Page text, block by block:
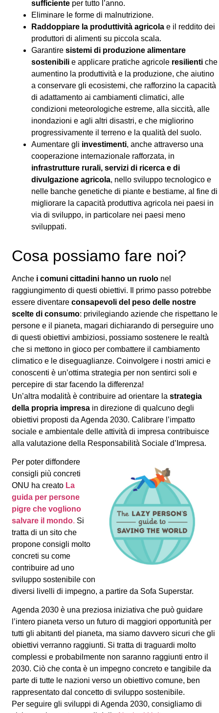
sufficiente per tutto l’anno.
Eliminare le forme di malnutrizione.
Raddoppiare la produttività agricola e il reddito dei
produttori di alimenti su piccola scala.
Garantire sistemi di produzione alimentare
sostenibili e applicare pratiche agricole resilienti che
aumentino la produttività e la produzione, che aiutino
a conservare gli ecosistemi, che rafforzino la capacità
di adattamento ai cambiamenti climatici, alle
condizioni meteorologiche estreme, alla siccità, alle
inondazioni e agli altri disastri, e che migliorino
progressivamente il terreno e la qualità del suolo.
Aumentare gli investimenti, anche attraverso una
cooperazione internazionale rafforzata, in
infrastrutture rurali, servizi di ricerca e di
divulgazione agricola, nello sviluppo tecnologico e
nelle banche genetiche di piante e bestiame, al fine di
migliorare la capacità produttiva agricola nei paesi in
via di sviluppo, in particolare nei paesi meno
sviluppati.
Cosa possiamo fare noi?
Anche i comuni cittadini hanno un ruolo nel
raggiungimento di questi obiettivi. Il primo passo potrebbe
essere diventare consapevoli del peso delle nostre
scelte di consumo: privilegiando aziende che rispettano le
persone e il pianeta, magari dichiarando di perseguire uno
di questi obiettivi ambiziosi, possiamo sostenere le realtà
che si mettono in gioco per combattere il cambiamento
climatico e le diseguaglianze. Coinvolgere i nostri amici e
conoscenti è un’ottima strategia per non sentirci soli e
percepire di star facendo la differenza!
Un’altra modalità è contribuire ad orientare la strategia
della propria impresa in direzione di qualcuno degli
obiettivi proposti da Agenda 2030. Calibrare l’impatto
sociale e ambientale delle attività di impresa contribuisce
alla valutazione della Responsabilità Sociale d’Impresa.
Per poter diffondere
consigli più concreti
ONU ha creato La
guida per persone
pigre che vogliono
salvare il mondo. Si
tratta di un sito che
propone consigli molto
concreti su come
contribuire ad uno
sviluppo sostenibile con
diversi livelli di impegno, a partire da Sofa Superstar.
Agenda 2030 è una preziosa iniziativa che può guidare
l’intero pianeta verso un futuro di maggiori opportunità per
tutti gli abitanti del pianeta, ma siamo davvero sicuri che gli
obiettivi verranno raggiunti. Si tratta di traguardi molto
complessi e probabilmente non saranno raggiunti entro il
2030. Ciò che conta è un impegno concreto e tangibile da
parte di tutte le nazioni verso un obiettivo comune, ben
rappresentato dal concetto di sviluppo sostenibile.
Per seguire gli sviluppi di Agenda 2030, consigliamo di